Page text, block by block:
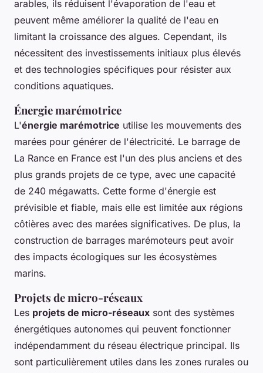
arables, ils réduisent l'évaporation de l'eau et
peuvent même améliorer la qualité de l'eau en
limitant la croissance des algues. Cependant, ils
nécessitent des investissements initiaux plus élevés
et des technologies spécifiques pour résister aux
conditions aquatiques.
Énergie marémotrice
L'énergie marémotrice utilise les mouvements des
marées pour générer de l'électricité. Le barrage de
La Rance en France est l'un des plus anciens et des
plus grands projets de ce type, avec une capacité
de 240 mégawatts. Cette forme d'énergie est
prévisible et fiable, mais elle est limitée aux régions
côtières avec des marées significatives. De plus, la
construction de barrages marémoteurs peut avoir
des impacts écologiques sur les écosystèmes
marins.
Projets de micro-réseaux
Les projets de micro-réseaux sont des systèmes
énergétiques autonomes qui peuvent fonctionner
indépendamment du réseau électrique principal. Ils
sont particulièrement utiles dans les zones rurales ou